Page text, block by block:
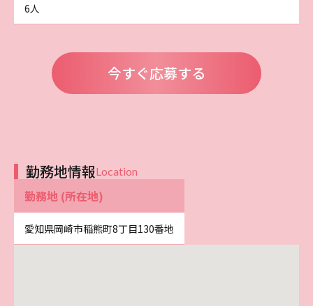
6人
今すぐ応募する
勤務地情報Location
勤務地 (所在地)
愛知県岡崎市稲熊町8丁目130番地